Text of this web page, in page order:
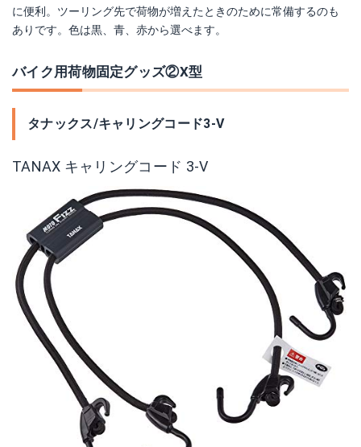
に便利。ツーリング先で荷物が増えたときのために常備するのも
ありです。色は黒、青、赤から選べます。
バイク用荷物固定グッズ②X型
タナックス/キャリングコード3-V
TANAX キャリングコード 3-V